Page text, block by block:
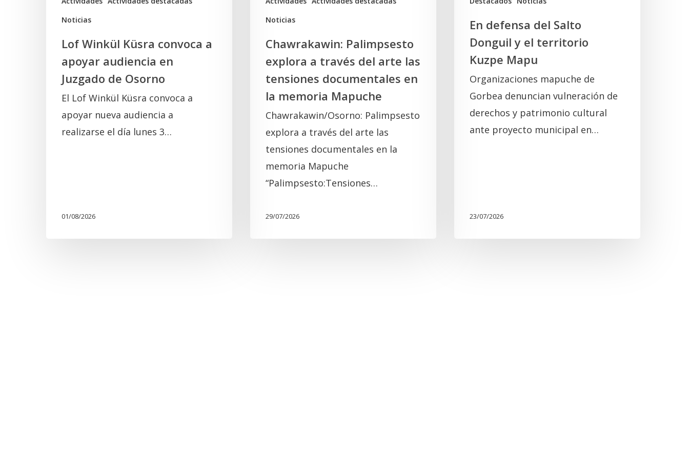
Noticias
Lof Winkül Küsra convoca a
apoyar audiencia en
Juzgado de Osorno
El Lof Winkül Küsra convoca a
apoyar nueva audiencia a
realizarse el día lunes 3…
01/08/2026
Noticias
documentales
memoria
Mapuche
Chawrakawin: Palimpsesto
explora a través del arte las
tensiones documentales en
la memoria Mapuche
Chawrakawin/Osorno: Palimpsesto
explora a través del arte las
tensiones documentales en la
memoria Mapuche
“Palimpsesto:Tensiones…
29/07/2026
En defensa del Salto
Donguil y el territorio
Kuzpe Mapu
Organizaciones mapuche de
Gorbea denuncian vulneración de
derechos y patrimonio cultural
ante proyecto municipal en…
23/07/2026